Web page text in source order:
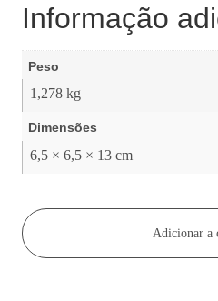
Informação
Peso
1,278 kg
Dimensões
6,5 × 6,5 × 13 cm
Adicionar a